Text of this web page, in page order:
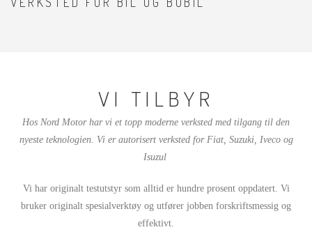
VI TILBYR
Hos Nord Motor har vi et topp moderne verksted med tilgang til den
nyeste teknologien. Vi er autorisert verksted for Fiat, Suzuki, Iveco og
Isuzul
Vi har originalt testutstyr som alltid er hundre prosent oppdatert. Vi
bruker originalt spesialverktøy og utfører jobben forskriftsmessig og
effektivt.